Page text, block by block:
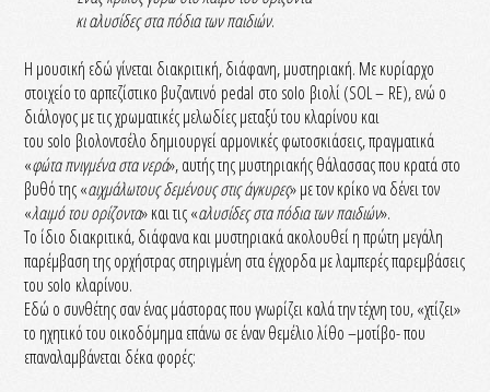
κι αλυσίδες στα πόδια των παιδιών.
Η μουσική εδώ γίνεται διακριτική, διάφανη, μυστηριακή. Με κυρίαρχο
στοιχείο το αρπεζίστικο βυζαντινό pedal στο solo βιολί (SOL – RE), ενώ ο
διάλογος με τις χρωματικές μελωδίες μεταξύ του κλαρίνου και
του solo βιολοντσέλο δημιουργεί αρμονικές φωτοσκιάσεις, πραγματικά
«φώτα πνιγμένα στα νερά», αυτής της μυστηριακής θάλασσας που κρατά στο
βυθό της «αιχμάλωτους δεμένους στις άγκυρες» με τον κρίκο να δένει τον
«λαιμό του ορίζοντα» και τις «αλυσίδες στα πόδια των παιδιών».
Το ίδιο διακριτικά, διάφανα και μυστηριακά ακολουθεί η πρώτη μεγάλη
παρέμβαση της ορχήστρας στηριγμένη στα έγχορδα με λαμπερές παρεμβάσεις
του solo κλαρίνου.
Εδώ ο συνθέτης σαν ένας μάστορας που γνωρίζει καλά την τέχνη του, «χτίζει»
το ηχητικό του οικοδόμημα επάνω σε έναν θεμέλιο λίθο –μοτίβο- που
επαναλαμβάνεται δέκα φορές: